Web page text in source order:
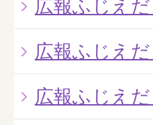
広報ふじえ
広報ふじえ
広報ふじえ